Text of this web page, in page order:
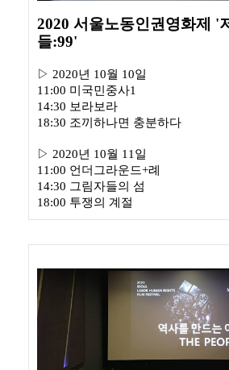
2020 서울노동인권영화제 '
들:99'
▷ 2020년 10월 10일
11:00 미국민중사1
14:30 보라보라
18:30 조끼하나면 충분하다
▷ 2020년 10월 11일
11:00 언더그라운드+례
14:30 그림자들의 섬
18:00 투쟁의 계절